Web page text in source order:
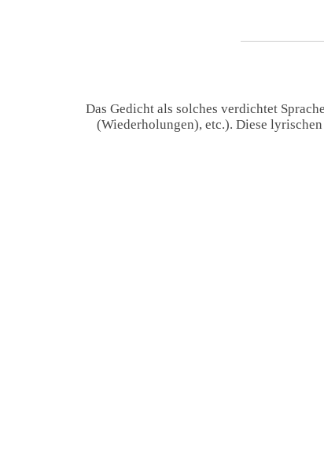
Das Gedicht als solches verdichtet
(Wiederholungen), etc.). Diese